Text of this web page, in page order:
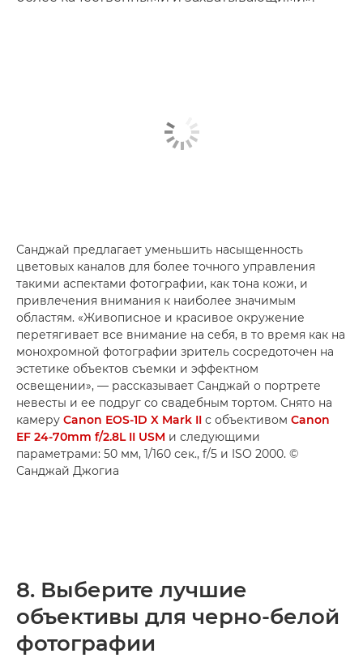
Санджай предлагает уменьшить насыщенность
цветовых каналов для более точного управления
такими аспектами фотографии, как тона кожи, и
привлечения внимания к наиболее значимым
областям. «Живописное и красивое окружение
перетягивает все внимание на себя, в то время как на
монохромной фотографии зритель сосредоточен на
эстетике объектов съемки и эффектном
освещении», — рассказывает Санджай о портрете
невесты и ее подруг со свадебным тортом. Снято на
камеру Canon EOS-1D X Mark II с объективом Canon
EF 24-70mm f/2.8L II USM и следующими
параметрами: 50 мм, 1/160 сек., f/5 и ISO 2000. ©
Санджай Джогиа
8. Выберите лучшие
объективы для черно-белой
фотографии